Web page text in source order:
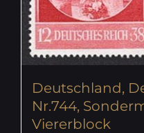
Deutschland,
Nr.744,
Viererblock